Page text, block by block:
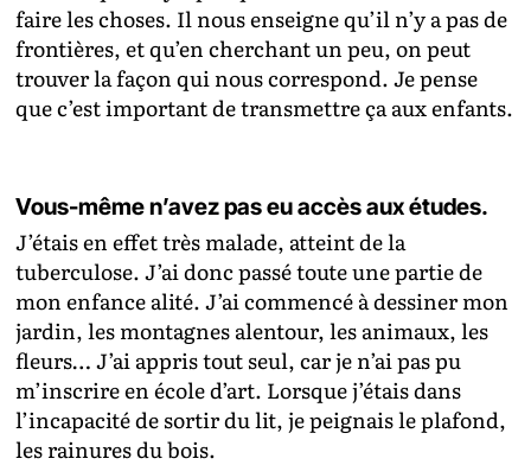
faire les choses. Il nous enseigne qu’il n’y a pas de
frontières, et qu’en cherchant un peu, on peut
trouver la façon qui nous correspond. Je pense
que c’est important de transmettre ça aux enfants.
Vous-même n’avez pas eu accès aux études.
J’étais en effet très malade, atteint de la
tuberculose. J’ai donc passé toute une partie de
mon enfance alité. J’ai commencé à dessiner mon
jardin, les montagnes alentour, les animaux, les
fleurs… J’ai appris tout seul, car je n’ai pas pu
m’inscrire en école d’art. Lorsque j’étais dans
l’incapacité de sortir du lit, je peignais le plafond,
les rainures du bois.